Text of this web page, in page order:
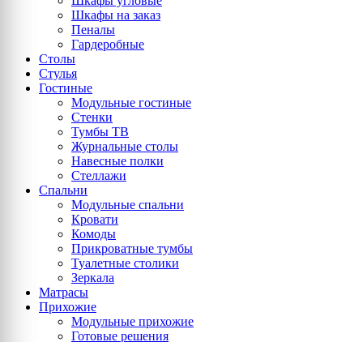
Шкафы на заказ
Пеналы
Гардеробные
Столы
Стулья
Гостиные
Модульные гостиные
Стенки
Тумбы ТВ
Журнальные столы
Навесные полки
Стеллажи
Спальни
Модульные спальни
Кровати
Комоды
Прикроватные тумбы
Туалетные столики
Зеркала
Матрасы
Прихожие
Модульные прихожие
Готовые решения